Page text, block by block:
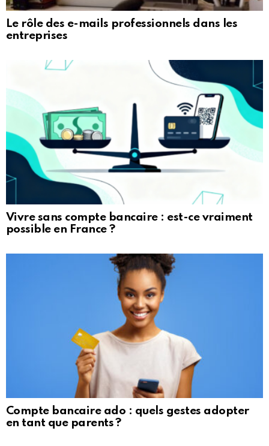
Le rôle des e-mails professionnels dans les
entreprises
Vivre sans compte bancaire : est-ce vraiment
possible en France ?
Compte bancaire ado : quels gestes adopter
en tant que parents ?